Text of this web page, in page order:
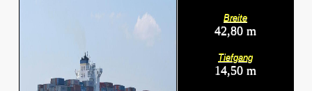
Breite
42,80 m
Tiefgang
14,50 m